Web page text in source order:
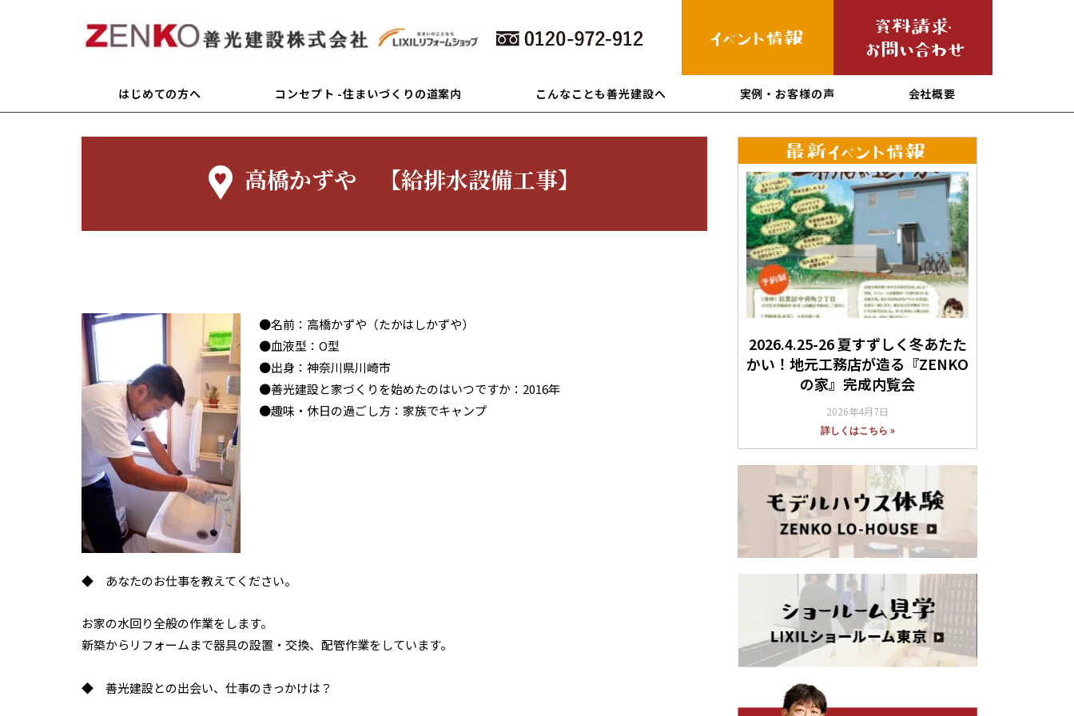
はじめての方へ コンセプト -住まいづくりの道案内 こんなことも善光建設へ 実例・お客様の声 会社概要
高橋かずや 【給排水設備工事】
●名前：高橋かずや（たかはしかずや）
●血液型：O型
●出身：神奈川県川崎市
●善光建設と家づくりを始めたのはいつですか：2016年
●趣味・休日の過ごし方：家族でキャンプ
◆ あなたのお仕事を教えてください。
お家の水回り全般の作業をします。
新築からリフォームまで器具の設置・交換、配管作業をしています。
◆ 善光建設との出会い、仕事のきっかけは？
2026.4.25-26 夏すずしく冬あたた
かい！地元工務店が造る『ZENKO
の家』完成内覧会
2026年4月7日
詳しくはこちら »